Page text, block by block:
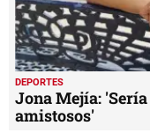
DEPORTES
Jona Mejía:
amistosos'